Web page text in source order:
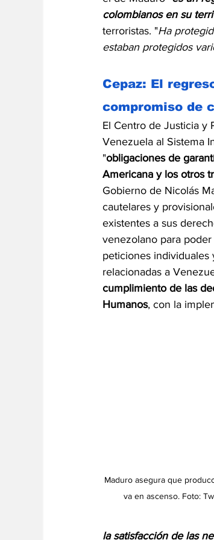
colombianos en su
terroristas. "Ha
estaban protegidos
Cepaz: El
compromiso de
El Centro de Justicia y
Venezuela al Sistema
"obligaciones de
Americana y los otros
Gobierno de Nicolás
cautelares y
existentes a sus
venezolano para
peticiones individuales
relacionadas a
cumplimiento de las
Humanos, con la
Maduro asegura que
va en ascenso. Foto:
la satisfacción de las